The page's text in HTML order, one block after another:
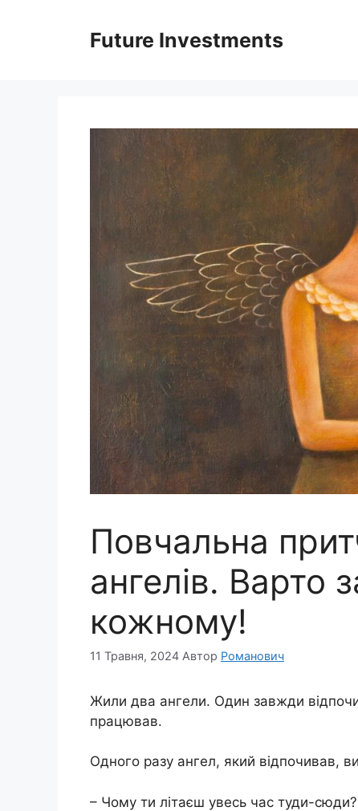
Future Investments
Повчальна
ангелів. Варто
кожному!
11 Травня, 2024 Автор Романович
Жили два ангели. Один завжди
працював.
Одного разу ангел, який відпочивав,
– Чому ти літаєш увесь час туди-сюди?